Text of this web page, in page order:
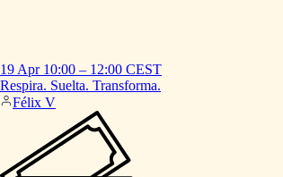
19 Apr 10:00 – 12:00 CEST
Respira. Suelta. Transforma.
Félix V